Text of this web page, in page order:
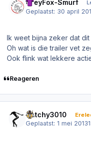
GreyFox-Smurf
Geplaatst: 30 april
Ik weet bijna zeker dat
Oh wat is die trailer vet
Ook flink wat lekkere
Reageren
Dutchy3010
Geplaatst:1 mei 2013